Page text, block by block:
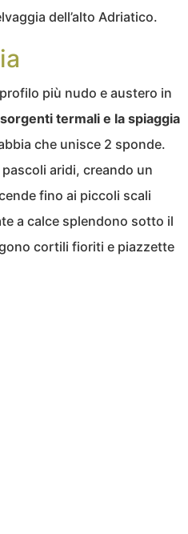
dell’alto Adriatico.
più nudo e austero in
sorgenti termali e la spiaggia
che unisce 2 sponde.
aridi, creando un
fino ai piccoli scali
a calce splendono sotto il
cortili fioriti e piazzette